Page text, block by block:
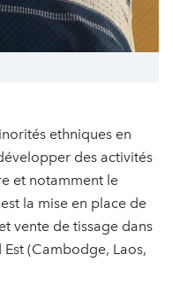
ethniques en
des activités
et notamment le
la mise en place de
vente de tissage dans
Est (Cambodge, Laos,